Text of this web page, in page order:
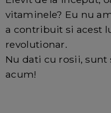
vitaminele? Eu nu
a contribuit si acest
revolutionar.
Nu dati cu rosii,
acum!